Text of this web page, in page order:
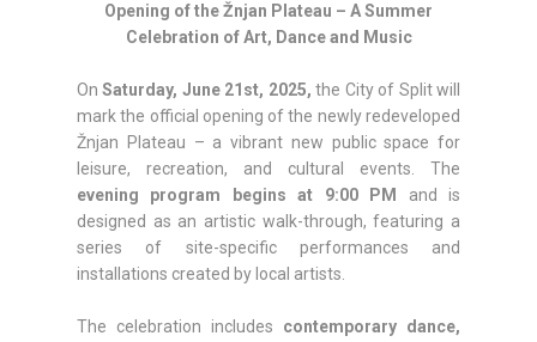
Opening of the Žnjan Plateau – A Summer
Celebration of Art, Dance and Music
OnSaturday, June 21st, 2025, the City of Split will
mark the official opening of the newly redeveloped
Žnjan Plateau – a vibrant new public space for
leisure, recreation, and cultural events. The
evening program begins at 9:00 PM
and is
designed as an artistic walk-through, featuring a
series of site-specific performances and
installations created by local artists.
The celebration includes contemporary dance,